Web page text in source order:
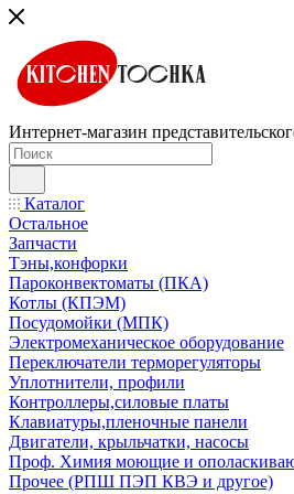
Интернет-магазин
Каталог
Остальное
Запчасти
Тэны,конфорки
Пароконвектоматы (ПКА)
Котлы (КПЭМ)
Посудомойки (МПК)
Электромеханическое оборудование
Переключатели терморегуляторы
Уплотнители, профили
Контроллеры,силовые платы
Клавиатуры,пленочные панели
Двигатели, крыльчатки, насосы
Проф. Химия моющие и
Прочее (РПШ ПЭП КВЭ и другое)